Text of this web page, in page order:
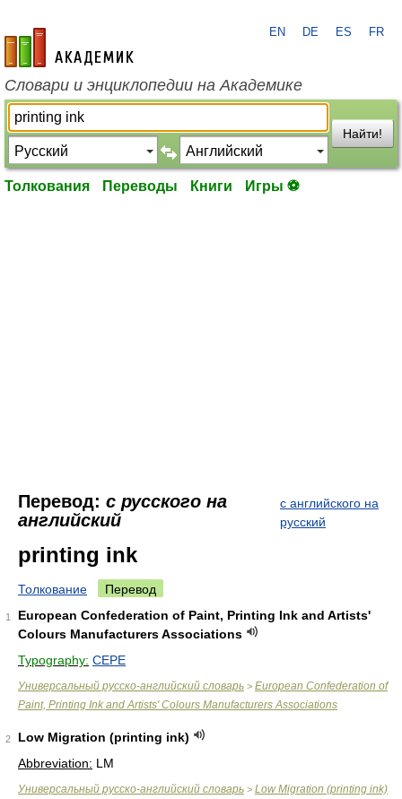
academic.ru
EN DE ES FR
Словари и энциклопедии на Академике
Найти!
Толкования Переводы Книги Игры ⚽
Перевод: с русского на
английский
с английского на
русский
printing ink
Толкование Перевод
1
European Confederation of Paint, Printing Ink and Artists'
Colours Manufacturers Associations
Typography: CEPE
Универсальный русско-английский словарь > European Confederation of
Paint, Printing Ink and Artists' Colours Manufacturers Associations
2
Low Migration (printing ink)
Abbreviation: LM
Универсальный русско-английский словарь > Low Migration (printing ink)